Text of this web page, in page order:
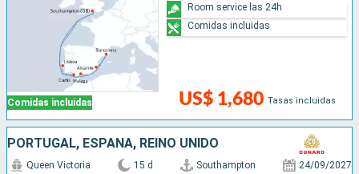
Comidas incluidas US$ 1,680 Tasas incluidas
Room service las 24h
Comidas incluidas
PORTUGAL, ESPAÑA, REINO UNIDO
Queen Victoria 15 d Southampton 24/09/2027